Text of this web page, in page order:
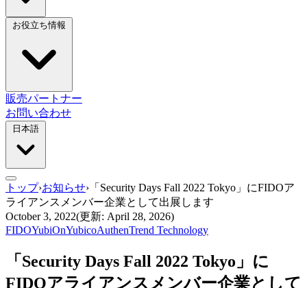
販売パートナー
お問い合わせ
トップ›お知らせ› 「Security Days Fall 2022 Tokyo」にFIDOア
ライアンスメンバー企業として出展します
October 3, 2022(更新: April 28, 2026)
FIDOYubiOnYubicoAuthenTrend Technology
「Security Days Fall 2022 Tokyo」に
FIDOアライアンスメンバー企業として